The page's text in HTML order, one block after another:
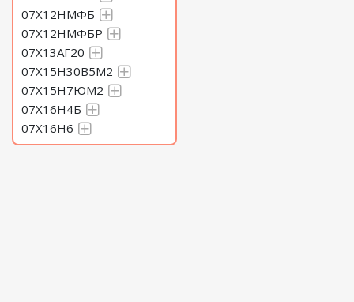
07Х12НМФБ
07Х12НМФБР
07Х13АГ20
07Х15Н30В5М2
07Х15Н7ЮМ2
07Х16Н4Б
07Х16Н6